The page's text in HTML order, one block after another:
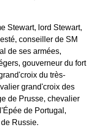
Stewart, lord Stewart,
conseiller de SM
de ses armées,
gouverneur du fort
du très-
grand'croix des
de Prusse, chevalier
de Portugal,
Russie.